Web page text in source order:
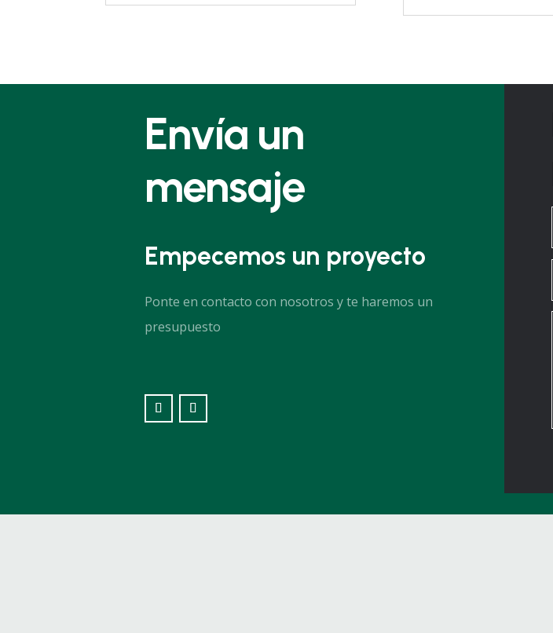
Envía un
mensaje
Empecemos un proyecto
Ponte en contacto con nosotros y te haremos un
presupuesto